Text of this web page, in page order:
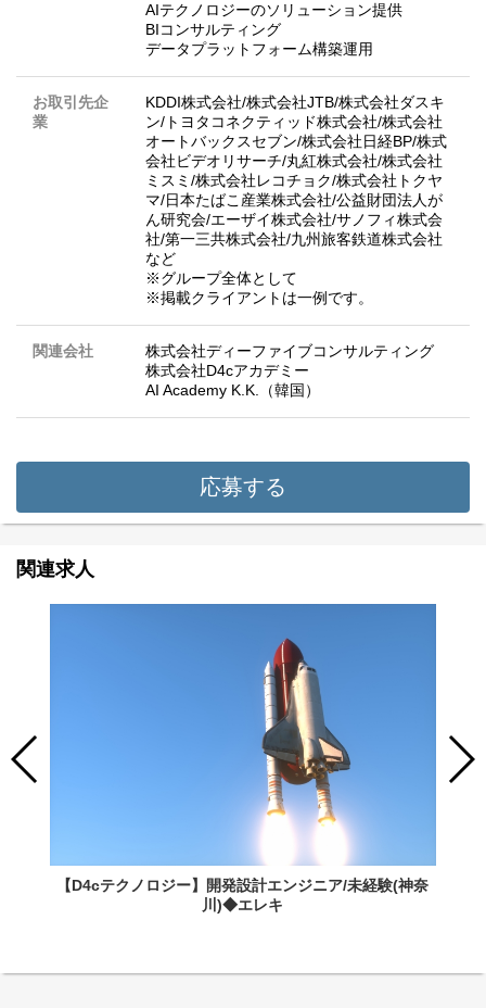
AIテクノロジーのソリューション提供
BIコンサルティング
データプラットフォーム構築運用
お取引先企
業
KDDI株式会社/株式会社JTB/株式会社ダスキ
ン/トヨタコネクティッド株式会社/株式会社
オートバックスセブン/株式会社日経BP/株式
会社ビデオリサーチ/丸紅株式会社/株式会社
ミスミ/株式会社レコチョク/株式会社トクヤ
マ/日本たばこ産業株式会社/公益財団法人が
ん研究会/エーザイ株式会社/サノフィ株式会
社/第一三共株式会社/九州旅客鉄道株式会社
など
※グループ全体として
※掲載クライアントは一例です。
関連会社
株式会社ディーファイブコンサルティング
株式会社D4cアカデミー
AI Academy K.K.（韓国）
応募する
関連求人
【D4cテクノロジー】開発設計エンジニア/未経験(神奈
川)◆エレキ